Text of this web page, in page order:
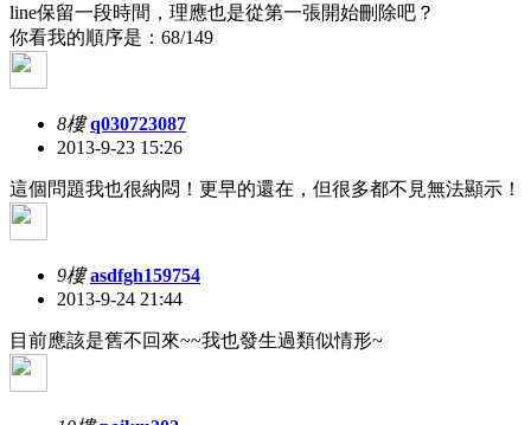
line保留一段時間，理應也是從第一張開始刪除吧？
你看我的順序是：68/149
8樓 q030723087
2013-9-23 15:26
這個問題我也很納悶！更早的還在，但很多都不見無法顯示！
9樓 asdfgh159754
2013-9-24 21:44
目前應該是舊不回來~~我也發生過類似情形~